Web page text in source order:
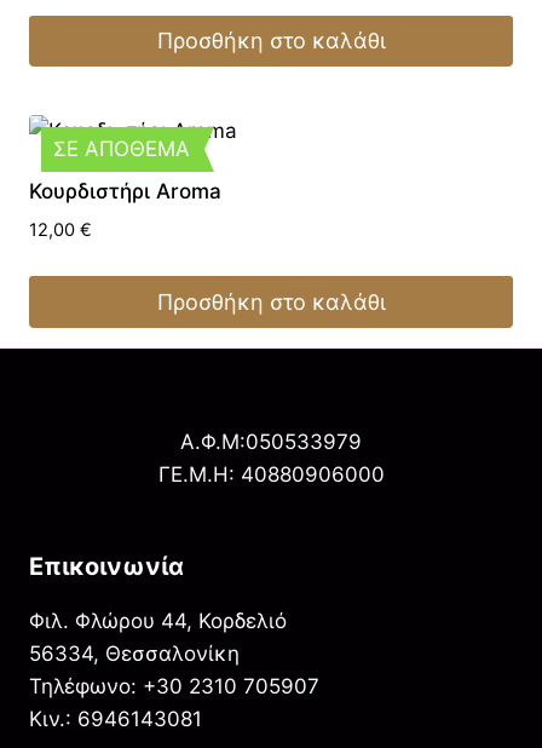
Προσθήκη στο καλάθι
ΣΕ ΑΠΟΘΕΜΑ
Κουρδιστήρι Aroma
12,00 €
Προσθήκη στο καλάθι
Α.Φ.Μ:050533979
ΓΕ.Μ.Η: 40880906000
Επικοινωνία
Φιλ. Φλώρου 44, Κορδελιό
56334, Θεσσαλονίκη
Τηλέφωνο: +30 2310 705907
Κιν.: 6946143081